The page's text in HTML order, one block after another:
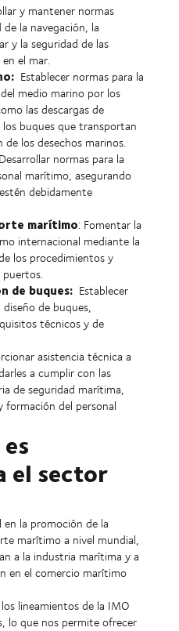
y mantener normas
la navegación, la
y la seguridad de las
el mar.
Establecer normas para la
medio marino por los
las descargas de
buques que transportan
los desechos marinos.
Desarrollar normas para la
marítimo, asegurando
debidamente
marítimo: Fomentar la
internacional mediante la
los procedimientos y
de buques: Establecer
de buques,
técnicos y de
asistencia técnica a
a cumplir con las
de seguridad marítima,
del personal
el sector
en la promoción de la
marítimo a nivel mundial,
a la industria marítima y a
en el comercio marítimo
lineamientos de la IMO
lo que nos permite ofrecer